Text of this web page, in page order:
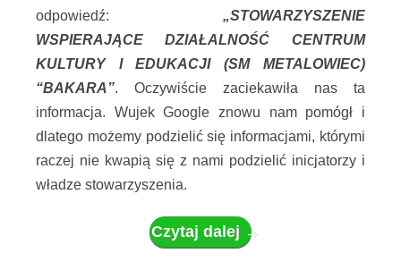
odpowiedź: „STOWARZYSZENIE
WSPIERAJĄCE DZIAŁALNOŚĆ CENTRUM
KULTURY I EDUKACJI (SM METALOWIEC)
“BAKARA”. Oczywiście zaciekawiła nas ta
informacja. Wujek Google znowu nam pomógł i
dlatego możemy podzielić się informacjami, którymi
raczej nie kwapią się z nami podzielić inicjatorzy i
władze stowarzyszenia.
Czytaj dalej →